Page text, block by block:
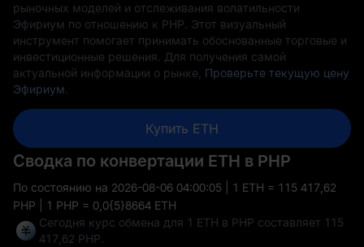
рыночных моделей и отслеживания волатильности
Эфириум по отношению к PHP. Этот визуальный
инструмент помогает принимать обоснованные торговые и
инвестиционные решения. Для получения самой
актуальной информации о рынке, Проверьте текущую цену
Эфириум.
Купить ETH
Сводка по конвертации ETH в PHP
По состоянию на 2026-08-06 04:00:05 | 1 ETH = 115 417,62
PHP | 1 PHP = 0,0{5}8664 ETH
Сегодня курс обмена для 1 ETH в PHP составляет 115
417,62 PHP.